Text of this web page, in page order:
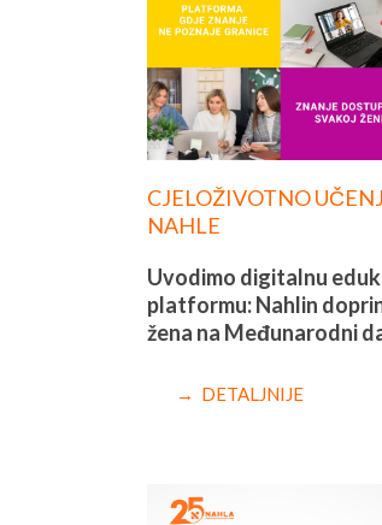
CJELOŽIVOTNO
NAHLE
Uvodimo digitalnu
platformu: Nahlin
žena na Međunarodni
→ DETALJNIJE